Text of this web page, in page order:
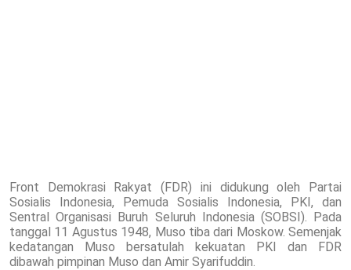
Front Demokrasi Rakyat (FDR) ini didukung oleh Partai
Sosialis Indonesia, Pemuda Sosialis Indonesia, PKI, dan
Sentral Organisasi Buruh Seluruh Indonesia (SOBSI). Pada
tanggal 11 Agustus 1948, Muso tiba dari Moskow. Semenjak
kedatangan Muso bersatulah kekuatan PKI dan FDR
dibawah pimpinan Muso dan Amir Syarifuddin.